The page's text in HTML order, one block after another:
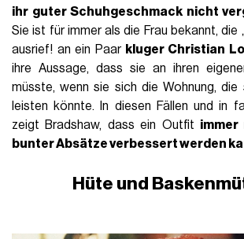
ihr guter Schuhgeschmack nicht
Sie ist für immer als die Frau bekannt, die
ausrief! an ein Paar kluger Christian
ihre Aussage, dass sie an ihren
müsste, wenn sie sich die Wohnung,
leisten könnte. In diesen Fällen und in
zeigt Bradshaw, dass ein Outfit immer
bunter Absätze verbessert werden
Hüte und